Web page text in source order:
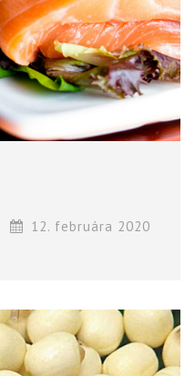
12. februára 2020